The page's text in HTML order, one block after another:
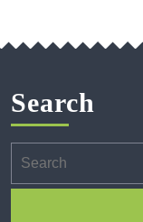
Search
for: